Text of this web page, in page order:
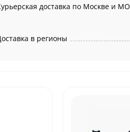
доставка по Москве и МО
в регионы